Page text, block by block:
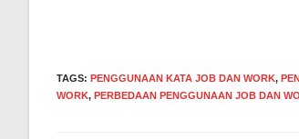
TAGS: PENGGUNAAN KATA JOB DAN WORK,
WORK, PERBEDAAN PENGGUNAAN JOB DAN